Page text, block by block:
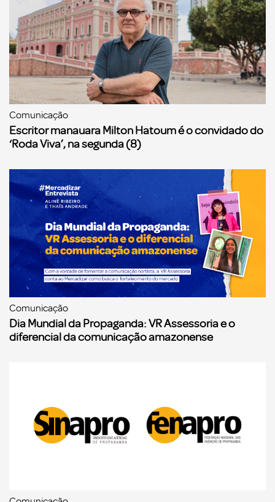
Comunicação
Escritor manauara Milton Hatoum é o convidado do
‘Roda Viva’, na segunda (8)
Comunicação
Dia Mundial da Propaganda: VR Assessoria e o
diferencial da comunicação amazonense